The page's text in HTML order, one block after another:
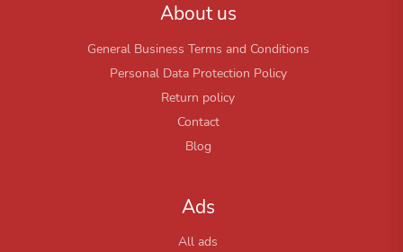
About us
General Business Terms and Conditions
Personal Data Protection Policy
Return policy
Contact
Blog
Ads
All ads